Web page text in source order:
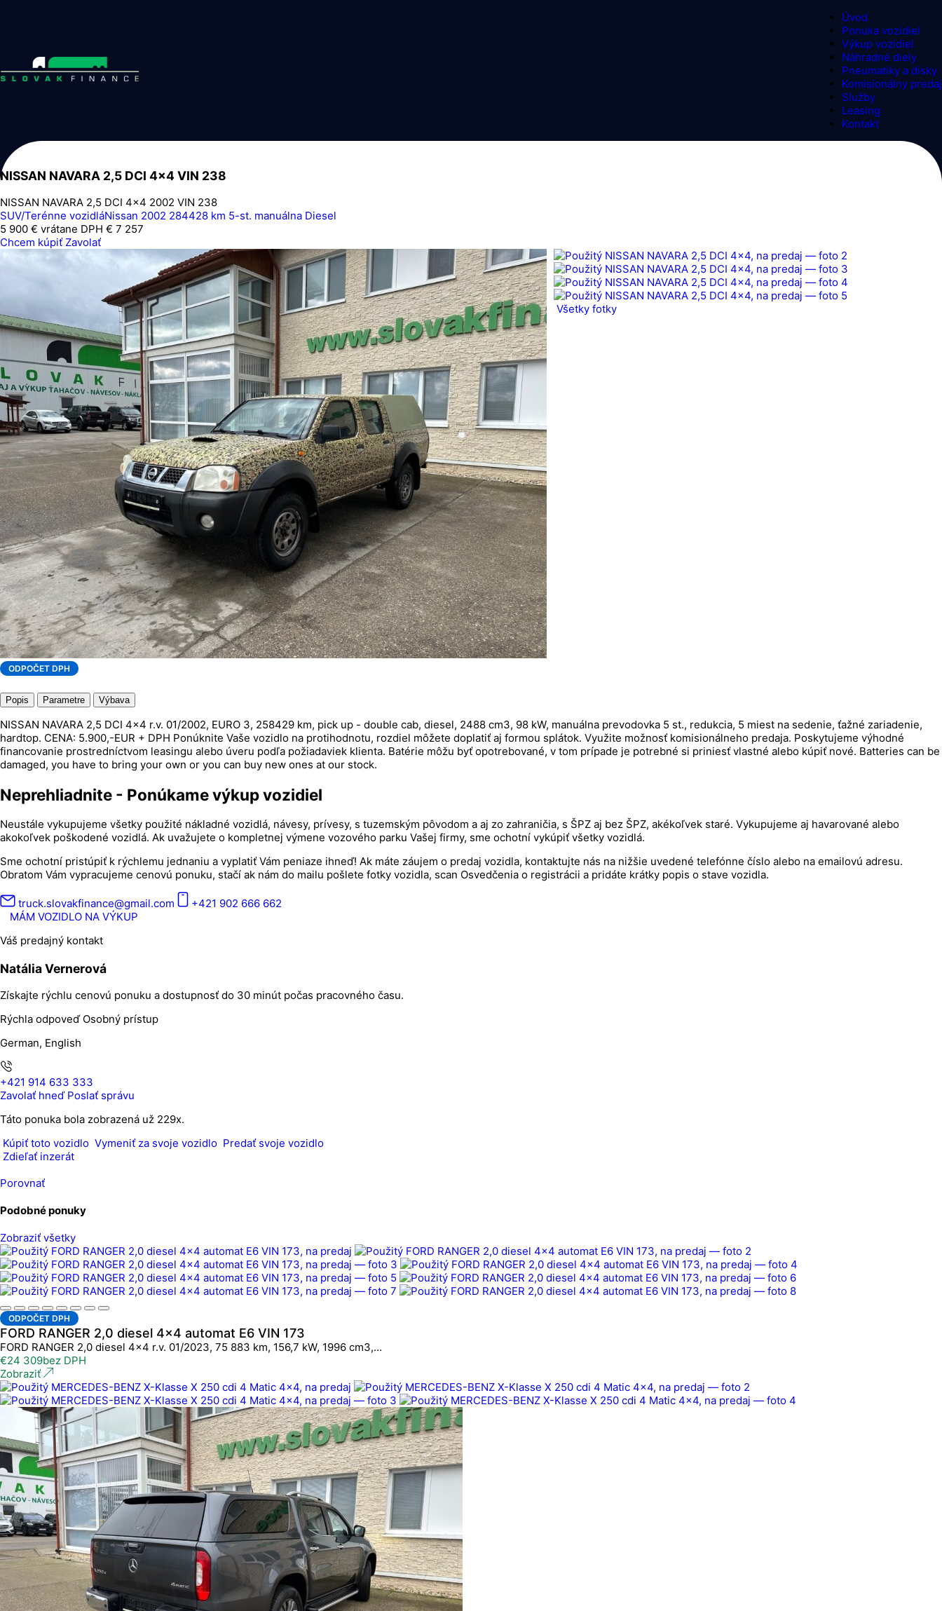
Úvod
Ponuka vozidiel
Výkup vozidiel
Náhradné diely
Pneumatiky a disky
Komisionálny predaj
Služby
Leasing
Kontakt
NISSAN NAVARA 2,5 DCI 4x4 VIN 238
NISSAN NAVARA 2,5 DCI 4x4 2002 VIN 238
SUV/Terénne vozidláNissan 2002 284428 km 5-st. manuálna Diesel
5 900 € vrátane DPH € 7 257
Chcem kúpiť Zavolať
ODPOČET DPH
Všetky fotky
Popis Parametre Výbava
NISSAN NAVARA 2,5 DCI 4x4 r.v. 01/2002, EURO 3, 258429 km, pick up - double cab, diesel, 2488 cm3, 98 kW, manuálna prevodovka 5 st., redukcia, 5 miest na sedenie, ťažné zariadenie,
hardtop. CENA: 5.900,-EUR + DPH Ponúknite Vaše vozidlo na protihodnotu, rozdiel môžete doplatiť aj formou splátok. Využite možnosť komisionálneho predaja. Poskytujeme výhodné
financovanie prostredníctvom leasingu alebo úveru podľa požiadaviek klienta. Batérie môžu byť opotrebované, v tom prípade je potrebné si priniesť vlastné alebo kúpiť nové. Batteries can be
damaged, you have to bring your own or you can buy new ones at our stock.
Neprehliadnite - Ponúkame výkup vozidiel
Neustále vykupujeme všetky použité nákladné vozidlá, návesy, prívesy, s tuzemským pôvodom a aj zo zahraničia, s ŠPZ aj bez ŠPZ, akékoľvek staré. Vykupujeme aj havarované alebo
akokoľvek poškodené vozidlá. Ak uvažujete o kompletnej výmene vozového parku Vašej firmy, sme ochotní vykúpiť všetky vozidlá.
Sme ochotní pristúpiť k rýchlemu jednaniu a vyplatiť Vám peniaze ihneď! Ak máte záujem o predaj vozidla, kontaktujte nás na nižšie uvedené telefónne číslo alebo na emailovú adresu.
Obratom Vám vypracujeme cenovú ponuku, stačí ak nám do mailu pošlete fotky vozidla, scan Osvedčenia o registrácii a pridáte krátky popis o stave vozidla.
truck.slovakfinance@gmail.com
+421 902 666 662
MÁM VOZIDLO NA VÝKUP
Váš predajný kontakt
Natália Vernerová
Získajte rýchlu cenovú ponuku a dostupnosť do 30 minút počas pracovného času.
Rýchla odpoveď Osobný prístup
German, English
+421 914 633 333
Zavolať hneď Poslať správu
Táto ponuka bola zobrazená už 229x.
Kúpiť toto vozidlo Vymeniť za svoje vozidlo Predať svoje vozidlo
Zdieľať inzerát
Porovnať
Podobné ponuky
Zobraziť všetky
ODPOČET DPH
FORD RANGER 2,0 diesel 4x4 automat E6 VIN 173
FORD RANGER 2,0 diesel 4x4 r.v. 01/2023, 75 883 km, 156,7 kW, 1996 cm3,…
€24 309bez DPH
Zobraziť